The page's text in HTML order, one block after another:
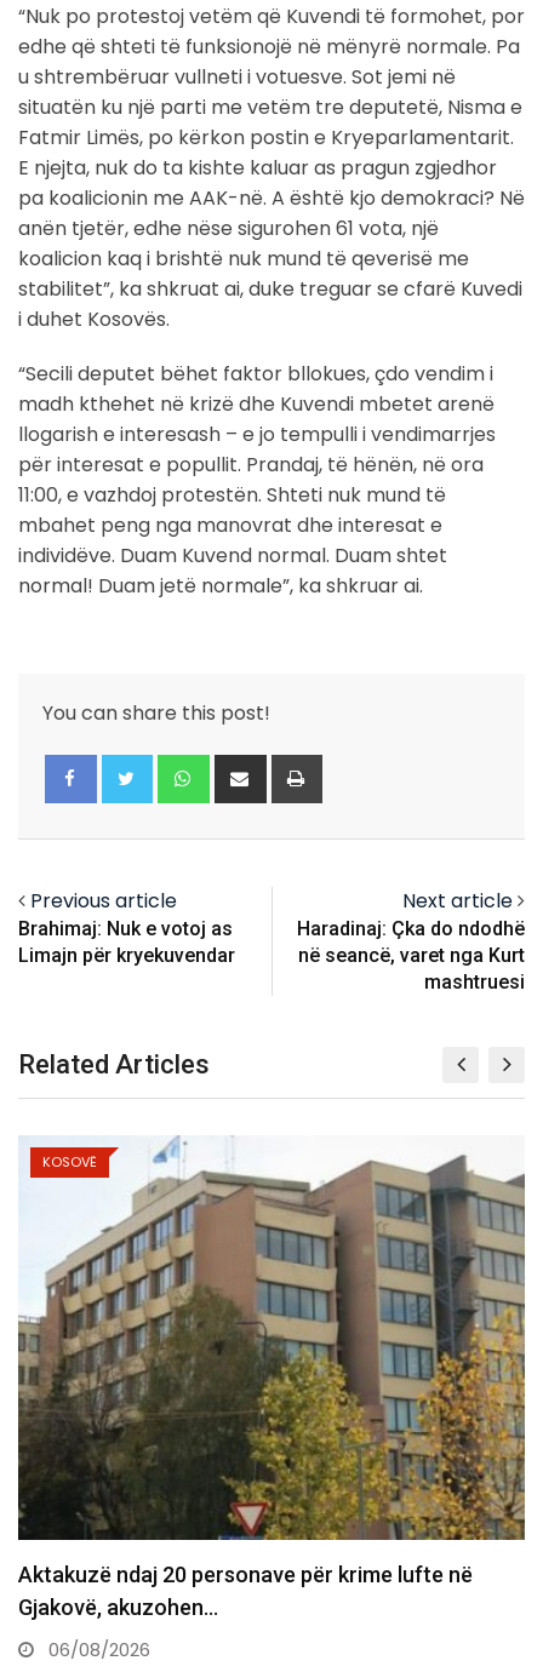
“Nuk po protestoj vetëm që Kuvendi të formohet, por
edhe që shteti të funksionojë në mënyrë normale. Pa
u shtrembëruar vullneti i votuesve. Sot jemi në
situatën ku një parti me vetëm tre deputetë, Nisma e
Fatmir Limës, po kërkon postin e Kryeparlamentarit.
E njejta, nuk do ta kishte kaluar as pragun zgjedhor
pa koalicionin me AAK-në. A është kjo demokraci? Në
anën tjetër, edhe nëse sigurohen 61 vota, një
koalicion kaq i brishtë nuk mund të qeverisë me
stabilitet”, ka shkruat ai, duke treguar se cfarë Kuvedi
i duhet Kosovës.
“Secili deputet bëhet faktor bllokues, çdo vendim i
madh kthehet në krizë dhe Kuvendi mbetet arenë
llogarish e interesash – e jo tempulli i vendimarrjes
për interesat e popullit. Prandaj, të hënën, në ora
11:00, e vazhdoj protestën. Shteti nuk mund të
mbahet peng nga manovrat dhe interesat e
individëve. Duam Kuvend normal. Duam shtet
normal! Duam jetë normale”, ka shkruar ai.
You can share this post!
Whatsapp
Share
via
Previous article
Brahimaj: Nuk e votoj as
Limajn për kryekuvendar
Next article
Haradinaj: Çka do ndodhë
në seancë, varet nga Kurt
mashtruesi
Related Articles
KOSOVË
“Kosova nuk ka kohë për të humbur” – OVL UÇK…
06/08/2026